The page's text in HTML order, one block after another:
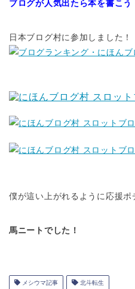
ブログが人気出たら本を書こう
日本ブログ村に参加しました！
僕が這い上がれるように応援ポ
馬ニートでした！
メシウマ記事 北斗転生